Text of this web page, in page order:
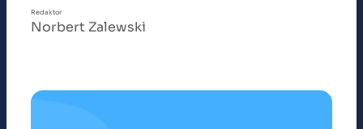
Redaktor
Norbert Zalewski